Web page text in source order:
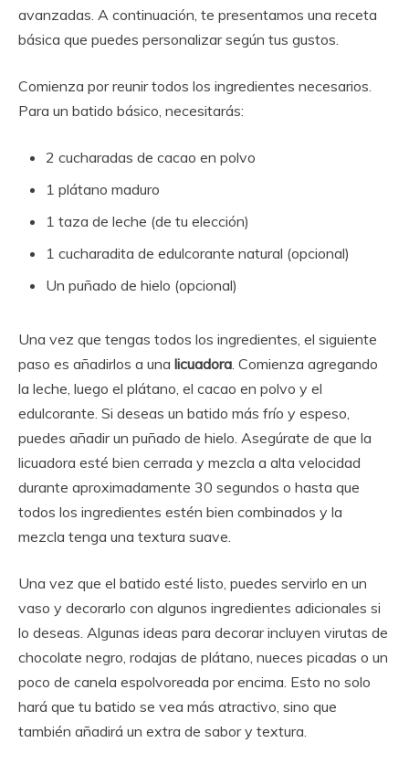
avanzadas. A continuación, te presentamos una receta
básica que puedes personalizar según tus gustos.
Comienza por reunir todos los ingredientes necesarios.
Para un batido básico, necesitarás:
2 cucharadas de cacao en polvo
1 plátano maduro
1 taza de leche (de tu elección)
1 cucharadita de edulcorante natural (opcional)
Un puñado de hielo (opcional)
Una vez que tengas todos los ingredientes, el siguiente
paso es añadirlos a una licuadora . Comienza agregando
la leche, luego el plátano, el cacao en polvo y el
edulcorante. Si deseas un batido más frío y espeso,
puedes añadir un puñado de hielo. Asegúrate de que la
licuadora esté bien cerrada y mezcla a alta velocidad
durante aproximadamente 30 segundos o hasta que
todos los ingredientes estén bien combinados y la
mezcla tenga una textura suave.
Una vez que el batido esté listo, puedes servirlo en un
vaso y decorarlo con algunos ingredientes adicionales si
lo deseas. Algunas ideas para decorar incluyen virutas de
chocolate negro, rodajas de plátano, nueces picadas o un
poco de canela espolvoreada por encima. Esto no solo
hará que tu batido se vea más atractivo, sino que
también añadirá un extra de sabor y textura.